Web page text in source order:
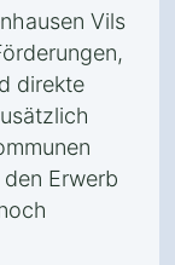
Vils
direkte
Erwerb